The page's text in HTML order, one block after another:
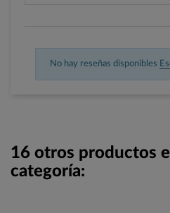
No hay reseñas disponibles
16 otros productos
categoría: